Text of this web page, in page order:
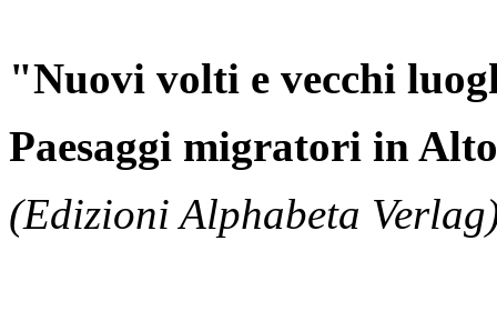
"Nuovi volti e vecchi
Paesaggi migratori in
(Edizioni Alphabeta